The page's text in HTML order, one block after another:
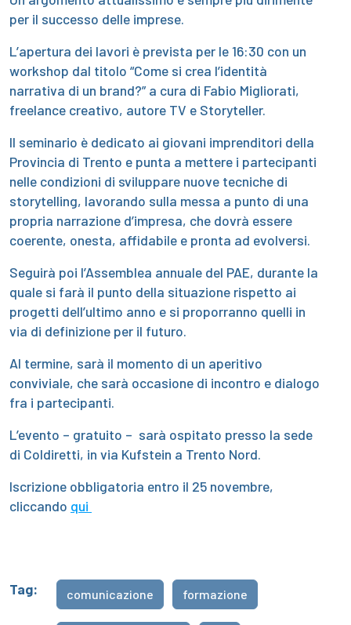
per il successo delle imprese.
L’apertura dei lavori è prevista per le 16:30 con un
workshop dal titolo “Come si crea l’identità
narrativa di un brand?” a cura di Fabio Migliorati,
freelance creativo, autore TV e Storyteller.
Il seminario è dedicato ai giovani imprenditori della
Provincia di Trento e punta a mettere i partecipanti
nelle condizioni di sviluppare nuove tecniche di
storytelling, lavorando sulla messa a punto di una
propria narrazione d’impresa, che dovrà essere
coerente, onesta, affidabile e pronta ad evolversi.
Seguirà poi l’Assemblea annuale del PAE, durante la
quale si farà il punto della situazione rispetto ai
progetti dell’ultimo anno e si proporranno quelli in
via di definizione per il futuro.
Al termine, sarà il momento di un aperitivo
conviviale, che sarà occasione di incontro e dialogo
fra i partecipanti.
L’evento – gratuito – sarà ospitato presso la sede
di Coldiretti, in via Kufstein a Trento Nord.
Iscrizione obbligatoria entro il 25 novembre,
cliccando qui
Tag: comunicazione formazione